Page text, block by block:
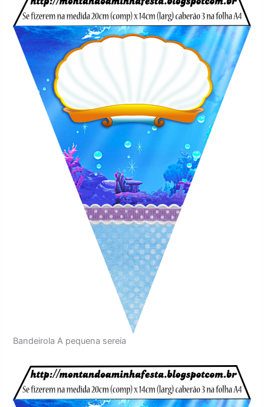
Bandeirola A pequena sereia